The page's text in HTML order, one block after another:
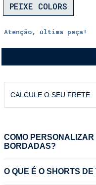
PEIXE COLORS
Atenção, última peça!
CALCULE O SEU FRETE
COMO
BORDADAS?
O QUE É O SHORTS